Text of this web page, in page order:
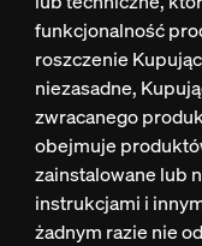
funkcjonalność
roszczenie
niezasadne,
zwracanego
obejmuje
zainstalowane lub
instrukcjami i
żadnym razie nie